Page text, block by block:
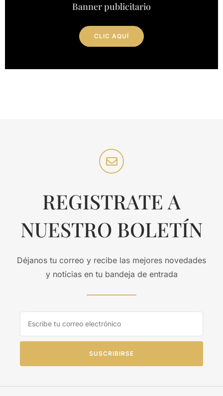
Banner publicitario
CLIC AQUÍ
REGISTRATE A
NUESTRO BOLETÍN
Déjanos tu correo y recibe las mejores novedades
y noticias en tu bandeja de entrada
SUSCRIBIRSE